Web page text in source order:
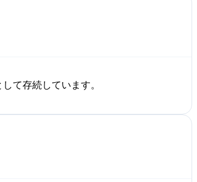
て存続しています。